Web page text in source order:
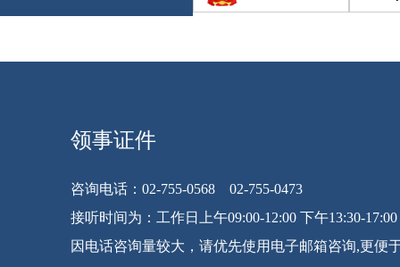
领事证件
咨询电话：02-755-0568 02-755-0473
接听时间为：工作日上午09:00-12:00 下午13:30-17:00
因电话咨询量较大，请优先使用电子邮箱咨询,更便